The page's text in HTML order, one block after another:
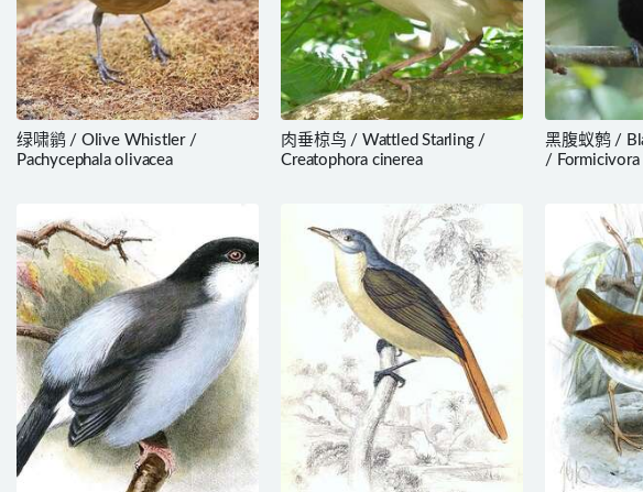
绿啸鹟 / Olive Whistler /
Pachycephala olivacea
肉垂椋鸟 / Wattled Starling /
Creatophora cinerea
黑腹蚁鹩 /
/ Formicivora